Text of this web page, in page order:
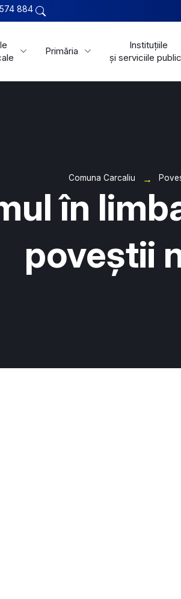
884
Primăria
Instituțiile
și serviciile
Comuna Carcaliu
în
poveștii